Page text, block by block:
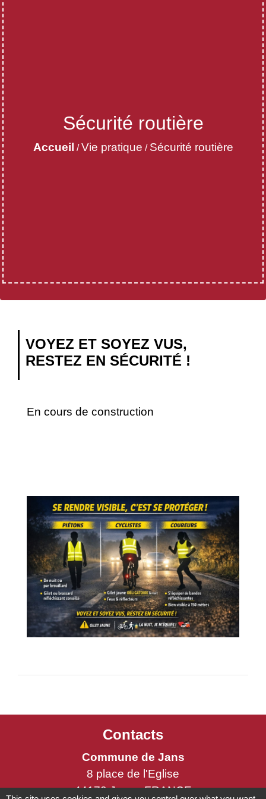
Sécurité routière
Accueil /Vie pratique / Sécurité routière
VOYEZ ET SOYEZ VUS,
RESTEZ EN SÉCURITÉ !
En cours de construction
Contacts
Commune de Jans
8 place de l'Eglise
44170 Jans - FRANCE